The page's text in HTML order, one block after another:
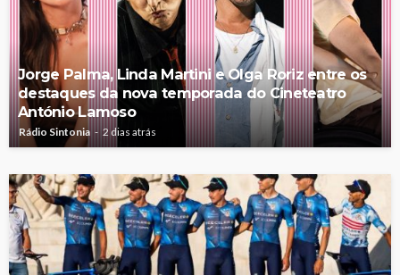
Jorge Palma, Linda Martini e Olga Roriz entre os
destaques da nova temporada do Cineteatro
António Lamoso
Rádio Sintonia 2 dias atrás